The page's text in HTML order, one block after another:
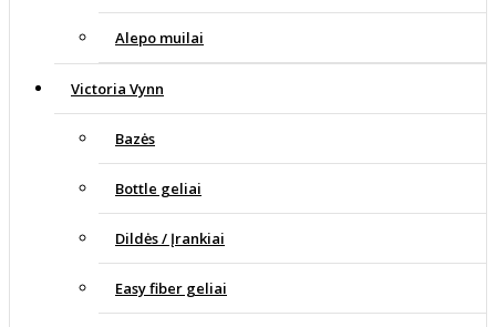
Alepo muilai
Victoria Vynn
Bazės
Bottle geliai
Dildės / Įrankiai
Easy fiber geliai